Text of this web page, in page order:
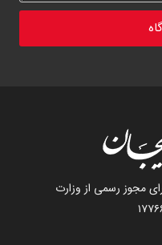
مجوز رسمی از وزارت